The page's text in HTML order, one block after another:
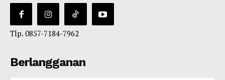
Tlp. 0857-7184-7962
Berlangganan